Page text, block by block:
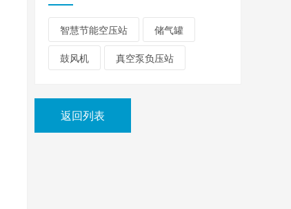
智慧节能空压站 储气罐
鼓风机 真空泵负压站
返回列表